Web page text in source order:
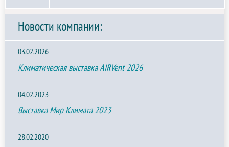
Новости компании:
03.02.2026
Климатическая выставка AIRVent 2026
04.02.2023
Выставка Мир Климата 2023
28.02.2020